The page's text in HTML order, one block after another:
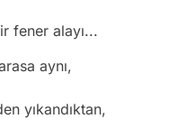
fener alayı...
aynı,
yıkandıktan,